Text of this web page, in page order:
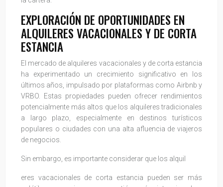
EXPLORACIÓN DE OPORTUNIDADES EN
ALQUILERES VACACIONALES Y DE CORTA
ESTANCIA
El mercado de alquileres vacacionales y de corta estancia
ha experimentado un crecimiento significativo en los
últimos años, impulsado por plataformas como Airbnb y
VRBO. Estas propiedades pueden ofrecer rendimientos
potencialmente más altos que los alquileres tradicionales
a largo plazo, especialmente en destinos turísticos
populares o ciudades con una alta afluencia de viajeros
de negocios.
Sin embargo, es importante considerar que los alquil
eres vacacionales de corta estancia pueden ser más